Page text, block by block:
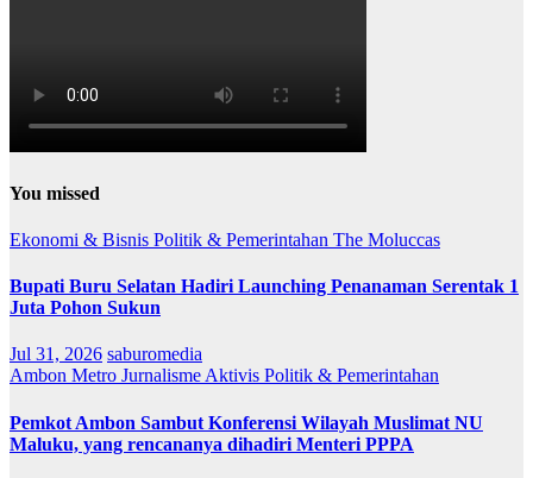
You missed
Ekonomi & Bisnis Politik & Pemerintahan The Moluccas
Bupati Buru Selatan Hadiri Launching Penanaman Serentak 1
Juta Pohon Sukun
Jul 31, 2026 saburomedia
Ambon Metro Jurnalisme Aktivis Politik & Pemerintahan
Pemkot Ambon Sambut Konferensi Wilayah Muslimat NU
Maluku, yang rencananya dihadiri Menteri PPPA